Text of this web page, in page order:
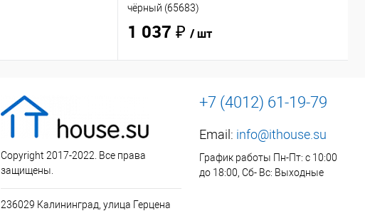
чёрный (65683)
1 037 ₽ / шт
Copyright 2017-2022. Все права
защищены.
236029 Калининград, улица Герцена
+7 (4012) 61-19-79
Email: info@ithouse.su
График работы Пн-Пт: с 10:00
до 18:00, Сб- Вс: Выходные